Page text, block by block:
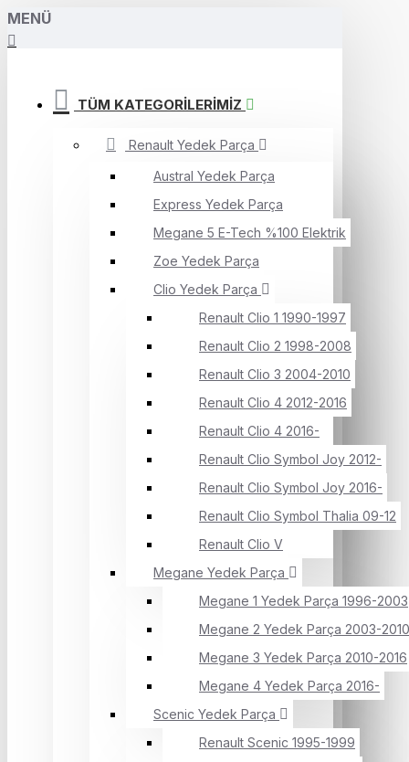
MENÜ
TÜM KATEGORİLERİMİZ
Renault Yedek Parça
Austral Yedek Parça
Express Yedek Parça
Megane 5 E-Tech %100 Elektrik
Zoe Yedek Parça
Clio Yedek Parça
Renault Clio 1 1990-1997
Renault Clio 2 1998-2008
Renault Clio 3 2004-2010
Renault Clio 4 2012-2016
Renault Clio 4 2016-
Renault Clio Symbol Joy 2012-
Renault Clio Symbol Joy 2016-
Renault Clio Symbol Thalia 09-12
Renault Clio V
Megane Yedek Parça
Megane 1 Yedek Parça 1996-2003
Megane 2 Yedek Parça 2003-2010
Megane 3 Yedek Parça 2010-2016
Megane 4 Yedek Parça 2016-
Scenic Yedek Parça
Renault Scenic 1995-1999